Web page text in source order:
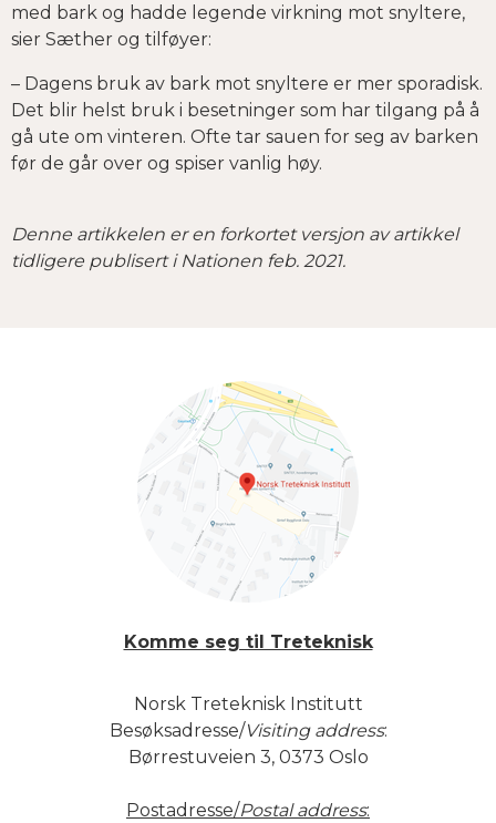
med bark og hadde legende virkning mot snyltere,
sier Sæther og tilføyer:
– Dagens bruk av bark mot snyltere er mer sporadisk.
Det blir helst bruk i besetninger som har tilgang på å
gå ute om vinteren. Ofte tar sauen for seg av barken
før de går over og spiser vanlig høy.
Denne artikkelen er en forkortet versjon av artikkel
tidligere publisert i Nationen feb. 2021.
Komme seg til Treteknisk
Norsk Treteknisk Institutt
Besøksadresse/Visiting address:
Børrestuveien 3, 0373 Oslo
Postadresse/Postal address: